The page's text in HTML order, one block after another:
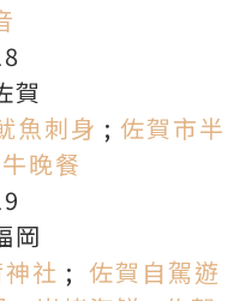
賀
魚刺身 ; 佐賀市半
晚餐
岡
社 ; 佐賀自駕遊